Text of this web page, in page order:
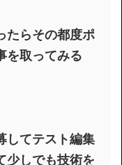
たらその都度ポ
を取ってみる
してテスト編集
少しでも技術を